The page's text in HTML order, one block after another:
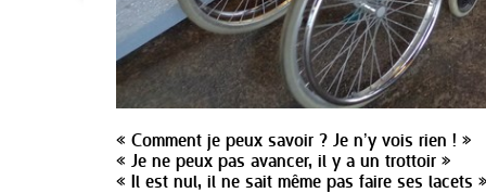
« Comment je peux savoir ? Je n’y vois rien ! »
« Je ne peux pas avancer, il y a un trottoir »
« Il est nul, il ne sait même pas faire ses lacets